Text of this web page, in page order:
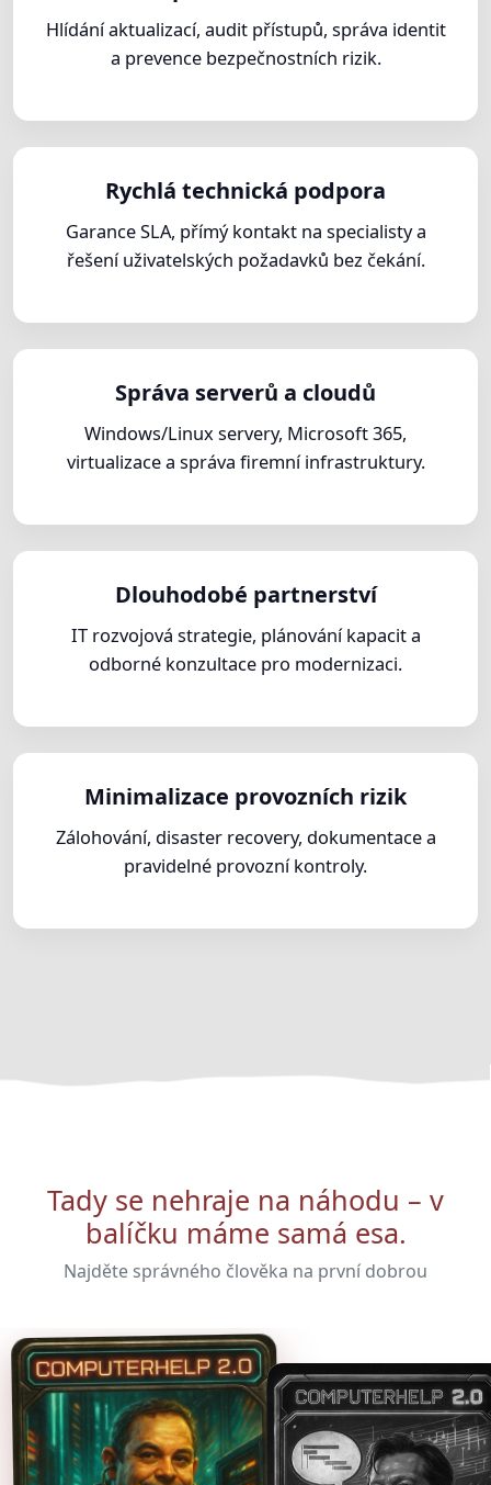
Hlídání aktualizací, audit přístupů, správa identit
a prevence bezpečnostních rizik.
Rychlá technická podpora
Garance SLA, přímý kontakt na specialisty a
řešení uživatelských požadavků bez čekání.
Správa serverů a cloudů
Windows/Linux servery, Microsoft 365,
virtualizace a správa firemní infrastruktury.
Dlouhodobé partnerství
IT rozvojová strategie, plánování kapacit a
odborné konzultace pro modernizaci.
Minimalizace provozních rizik
Zálohování, disaster recovery, dokumentace a
pravidelné provozní kontroly.
Tady se nehraje na náhodu – v
balíčku máme samá esa.
Najděte správného člověka na první dobrou